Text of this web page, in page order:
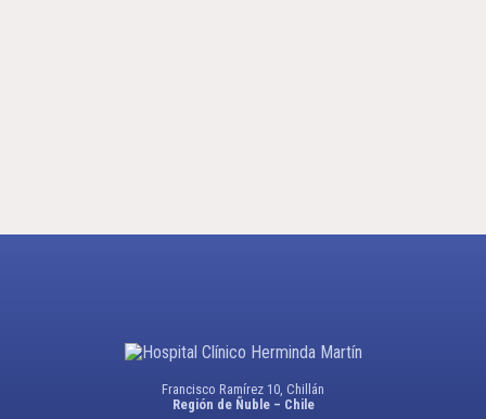
Francisco Ramírez 10, Chillán
Región de Ñuble – Chile